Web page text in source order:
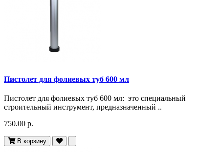
Пистолет для фолиевых туб 600 мл
Пистолет для фолиевых туб 600 мл: это специальный
строительный инструмент, предназначенный ..
750.00 р.
В корзину